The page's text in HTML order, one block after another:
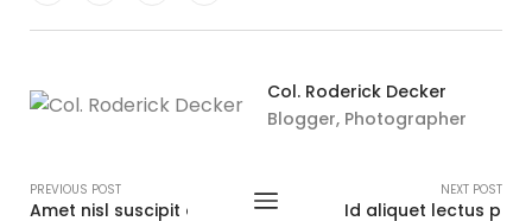
Col. Roderick Decker
Blogger, Photographer
PREVIOUS POST
Amet nisl suscipit adipiscing bibendum est ultricies
NEXT POST
Id aliquet lectus